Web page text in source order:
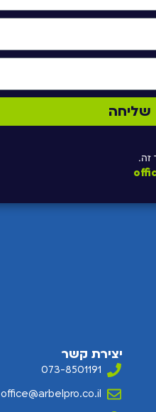
שליחה
זה.
יצירת קשר
073-8501191
office@arbelpro.co.il